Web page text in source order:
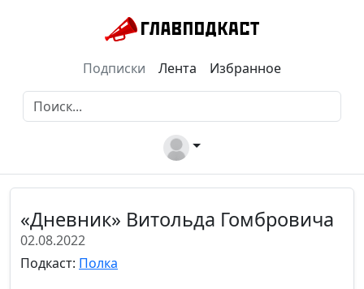
Подписки Лента Избранное
«Дневник» Витольда Гомбровича
02.08.2022
Подкаст: Полка